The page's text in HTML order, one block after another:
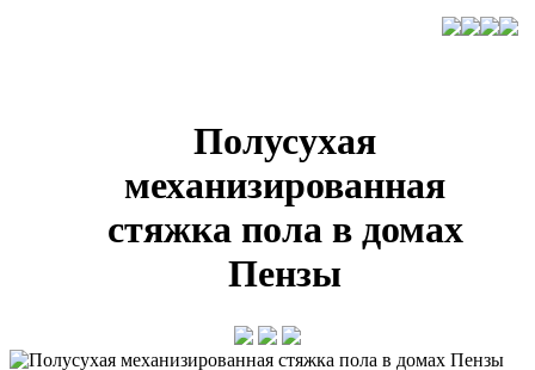
Полусухая
механизированная
стяжка пола в домах
Пензы